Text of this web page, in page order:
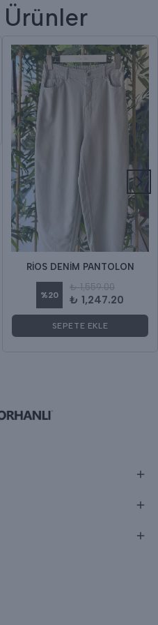
RİOS DENİM PANTOLON
%20
₺ 1,559.00
₺ 1,247.20
SEPETE EKLE